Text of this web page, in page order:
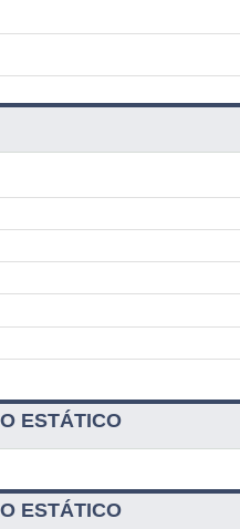
ESTÁTICO
ESTÁTICO